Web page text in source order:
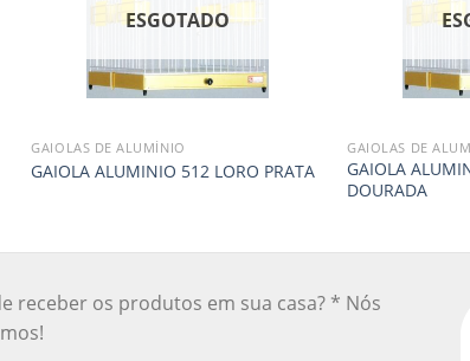
ESGOTADO
GAIOLAS DE ALUMÍNIO
GAIOLA ALUMINIO 512 LORO PRATA
GAIOLAS DE
GAIOLA
DOURADA
receber os produtos em sua casa? * Nós